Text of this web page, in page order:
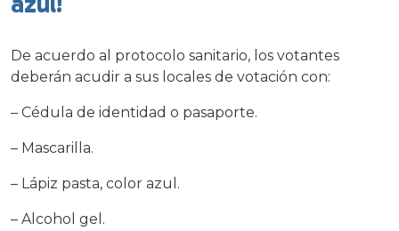
De acuerdo al protocolo sanitario, los votantes
deberán acudir a sus locales de votación con:
– Cédula de identidad o pasaporte.
– Mascarilla.
– Lápiz pasta, color azul.
– Alcohol gel.